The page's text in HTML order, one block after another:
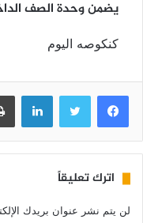
يضمن وحدة الصف
كنكوصه اليوم
فيسبوك تويتر
اترك تعليقاً
لن يتم نشر عنوان بريدك